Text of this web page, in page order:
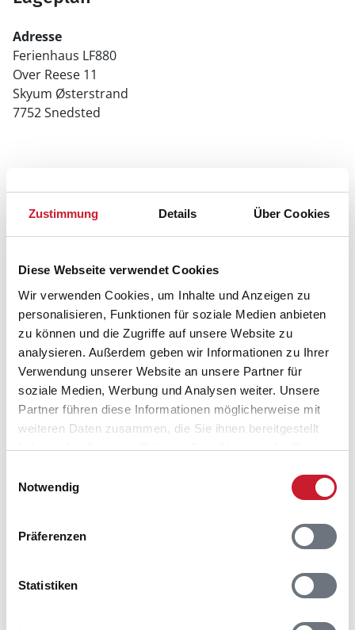
Zustimmung Details Über Cookies
Diese Webseite verwendet Cookies
Wir verwenden Cookies, um Inhalte und Anzeigen zu
personalisieren, Funktionen für soziale Medien anbieten
zu können und die Zugriffe auf unsere Website zu
analysieren. Außerdem geben wir Informationen zu Ihrer
Verwendung unserer Website an unsere Partner für
soziale Medien, Werbung und Analysen weiter. Unsere
Partner führen diese Informationen möglicherweise mit
weiteren Daten zusammen, die Sie ihnen bereitgestellt
haben oder die sie im Rahmen Ihrer Nutzung der Dienste
Notwendig
Präferenzen
Statistiken
Adresse
Ferienhaus LF880
Over Reese 11
Skyum Østerstrand
7752 Snedsted
Belegungskalender
Reisedauer auswählen
Anreisetag im Belegungskalender anklicken
Sie bekommen Verfügbarkeit und Preis angezeigt
Bitte beachten Sie, dass sich bei Änderungen des
Hausbeschreibung und/oder der Ausstattung ergeben